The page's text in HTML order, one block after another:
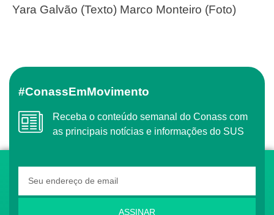
Yara Galvão (Texto) Marco Monteiro (Foto)
#ConassEmMovimento
Receba o conteúdo semanal do Conass com
as principais notícias e informações do SUS
ASSINAR